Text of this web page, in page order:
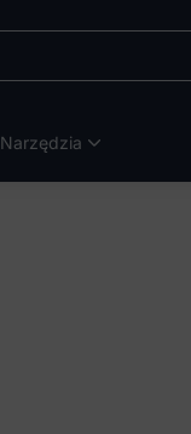
Narzędzia